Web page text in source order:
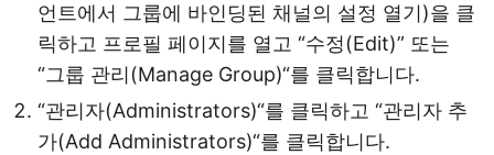
언트에서 그룹에 바인딩된 채널의 설정 열기)을 클
릭하고 프로필 페이지를 열고 “수정(Edit)” 또는
“그룹 관리(Manage Group)“를 클릭합니다.
“관리자(Administrators)“를 클릭하고 “관리자 추
가(Add Administrators)“를 클릭합니다.